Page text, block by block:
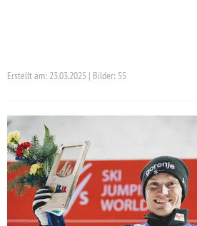
Erstellt am: 23.03.2025 | Bilder: 55